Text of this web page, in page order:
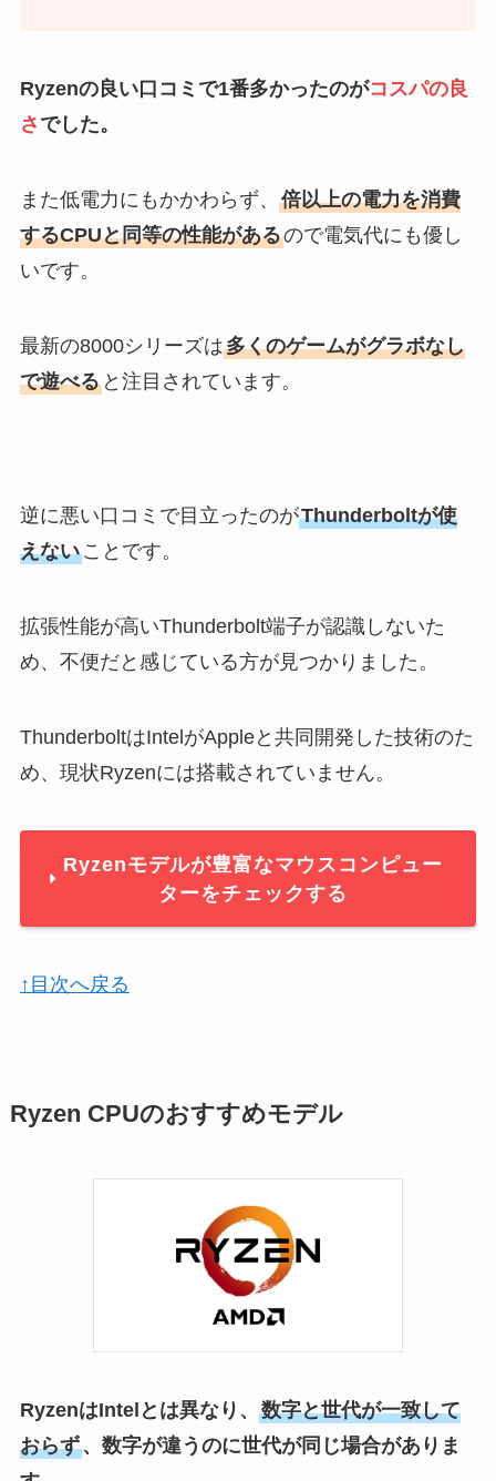
Ryzenの良い口コミで1番多かったのがコスパの良
さ でした。
また低電力にもかかわらず、 倍以上の電力を消費
するCPUと同等の性能があるので電気代にも優し
いです。
最新の8000シリーズは多くのゲームがグラボなし
で遊べると注目されています。
逆に悪い口コミで目立ったのがThunderboltが使
えないことです。
拡張性能が高いThunderbolt端子が認識しないた
め、不便だと感じている方が見つかりました。
ThunderboltはIntelがAppleと共同開発した技術のた
め、現状Ryzenには搭載されていません。
Ryzenモデルが豊富なマウスコンピュー
ターをチェックする
↑目次へ戻る
Ryzen CPUのおすすめモデル
RyzenはIntelとは異なり、 数字と世代が一致して
おらず、数字が違うのに世代が同じ場合がありま